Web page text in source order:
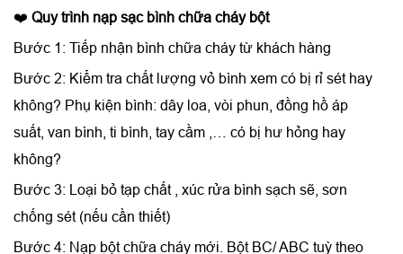
❤️ Quy trình nạp sạc bình chữa cháy bột
Bước 1: Tiếp nhận bình chữa cháy từ khách hàng
Bước 2: Kiểm tra chất lượng vỏ bình xem có bị rỉ sét hay
không? Phụ kiện bình: dây loa, vòi phun, đồng hồ áp
suất, van bình, ti bình, tay cầm ,… có bị hư hỏng hay
không?
Bước 3: Loại bỏ tạp chất , xúc rửa bình sạch sẽ, sơn
chống sét (nếu cần thiết)
Bước 4: Nạp bột chữa cháy mới. Bột BC/ ABC tuỳ theo